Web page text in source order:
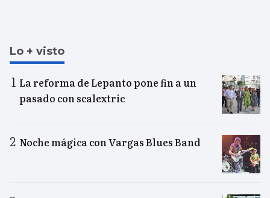
Lo + visto
La reforma de Lepanto pone fin a un
pasado con scalextric
Noche mágica con Vargas Blues Band